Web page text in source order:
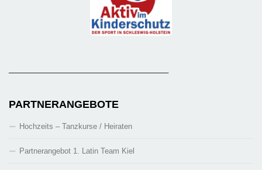
PARTNERANGEBOTE
Hochzeits – Tanzkurse / Heiraten
Partnerangebot 1. Latin Team Kiel